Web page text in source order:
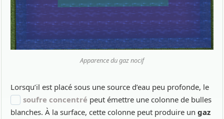
Apparence du gaz nocif
Lorsqu’il est placé sous une source d’eau peu profonde, le
soufre concentré peut émettre une colonne de bulles
blanches. À la surface, cette colonne peut produire un gaz